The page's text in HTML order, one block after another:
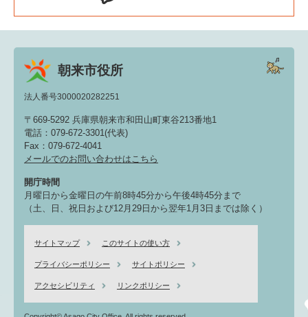
朝来市役所
法人番号3000020282251
〒669-5292 兵庫県朝来市和田山町東谷213番地1
電話：079-672-3301(代表)
Fax：079-672-4041
メールでのお問い合わせはこちら
開庁時間
月曜日から金曜日の午前8時45分から午後4時45分まで
（土、日、祝日および12月29日から翌年1月3日までは除く）
サイトマップ このサイトの使い方
プライバシーポリシー サイトポリシー
アクセシビリティ リンクポリシー